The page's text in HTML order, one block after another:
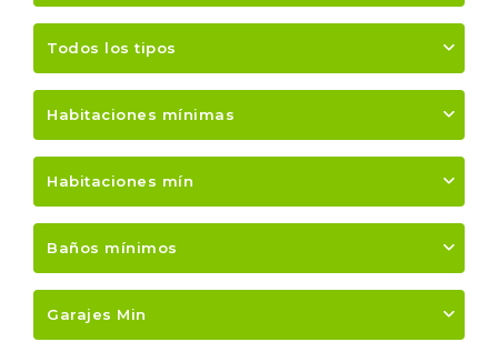
Todos los tipos
Habitaciones mínimas
Habitaciones mín
Baños mínimos
Garajes Min